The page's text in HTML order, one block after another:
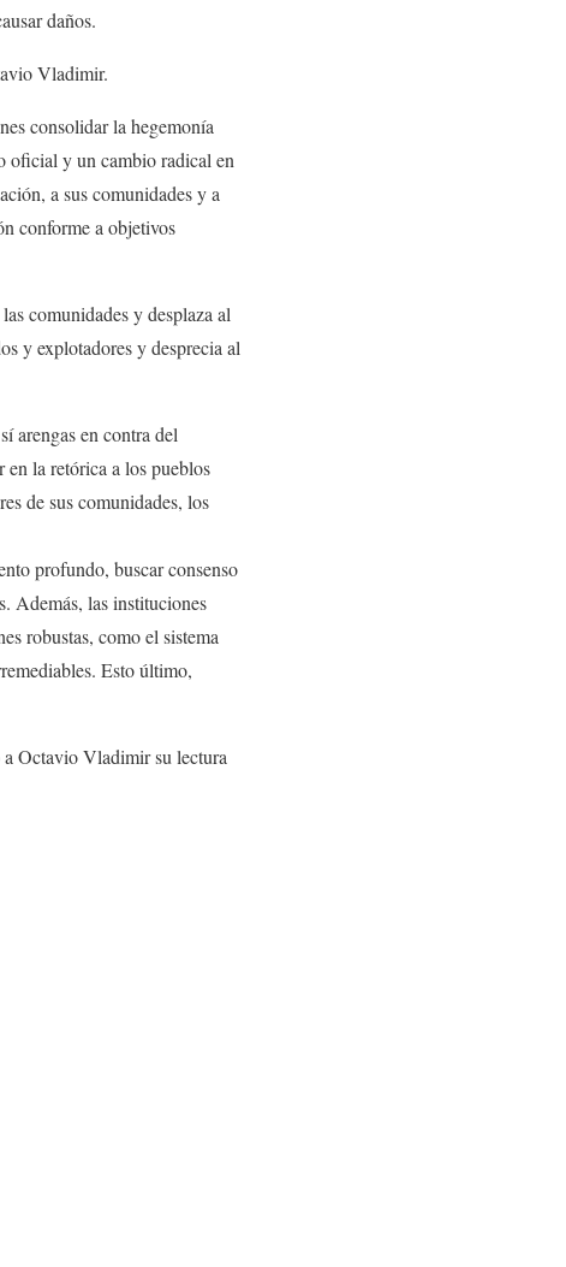
daños.
Vladimir.
consolidar la hegemonía
oficial y un cambio radical en
a sus comunidades y a
conforme a objetivos
comunidades y desplaza al
y explotadores y desprecia al
arengas en contra del
en la retórica a los pueblos
de sus comunidades, los
profundo, buscar consenso
Además, las instituciones
robustas, como el sistema
Esto último,
a Octavio Vladimir su lectura